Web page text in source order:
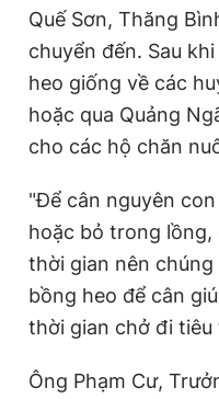
Quế Sơn, Thăng
chuyển đến. Sau
heo giống về các
hoặc qua Quảng
cho các hộ chăn
"Để cân nguyên
hoặc bỏ trong lồng,
thời gian nên
bồng heo để cân
thời gian chở đi tiêu
Ông Phạm Cư,